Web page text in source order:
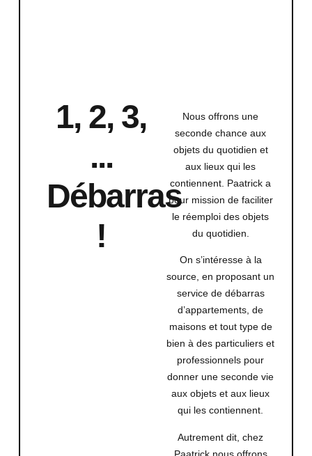
1, 2, 3,
...
Débarras
!
Nous offrons une
seconde chance aux
objets du quotidien et
aux lieux qui les
contiennent. Paatrick a
pour mission de faciliter
le réemploi des objets
du quotidien.
On s’intéresse à la
source, en proposant un
service de débarras
d’appartements, de
maisons et tout type de
bien à des particuliers et
professionnels pour
donner une seconde vie
aux objets et aux lieux
qui les contiennent.
Autrement dit, chez
Paatrick nous offrons